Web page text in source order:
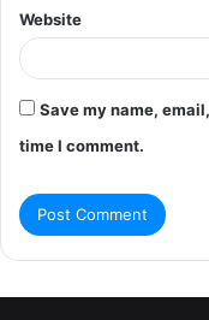
Website
Save my name,
time I comment.